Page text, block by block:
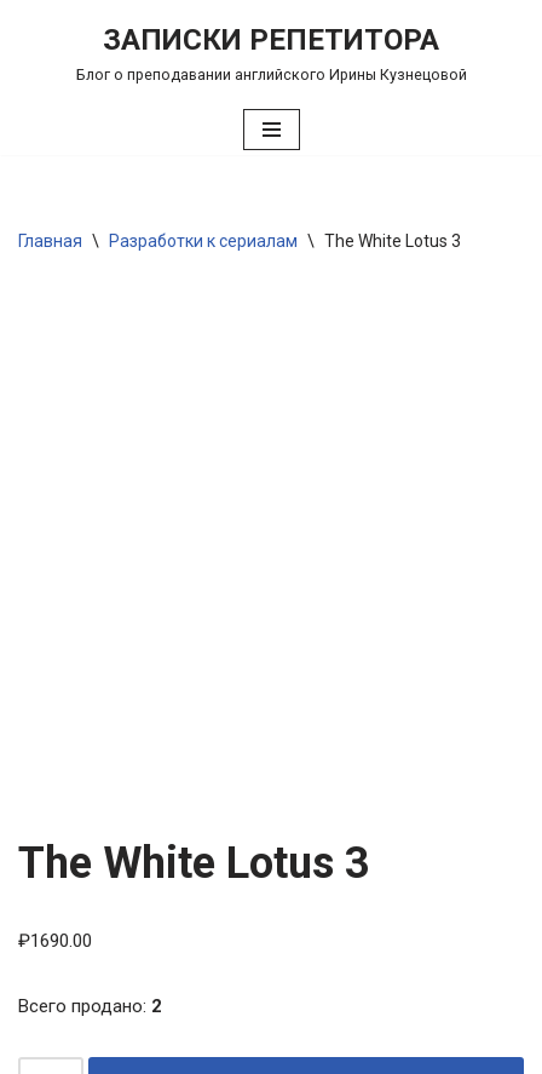
Перейти
ЗАПИСКИ РЕПЕТИТОРА
Блог о преподавании английского Ирины Кузнецовой
Главная \ Разработки к сериалам \ The White Lotus 3
The White Lotus 3
₽1690.00
Всего продано: 2